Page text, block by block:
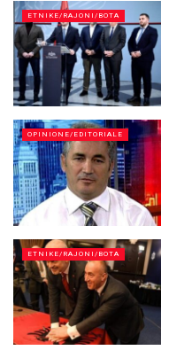
ETNIKE/RAJONI/BOTA
OPINIONE/EDITORIALE
ETNIKE/RAJONI/BOTA